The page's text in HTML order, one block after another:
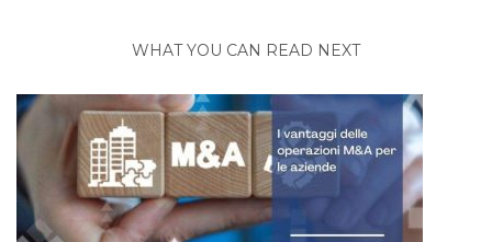
WHAT YOU CAN READ NEXT